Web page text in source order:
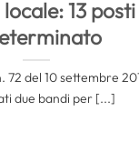
13
72 del 10 settembre
due bandi per [...]